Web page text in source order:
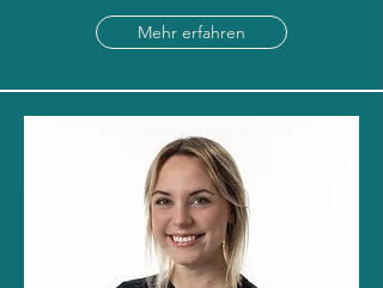
Mehr erfahren